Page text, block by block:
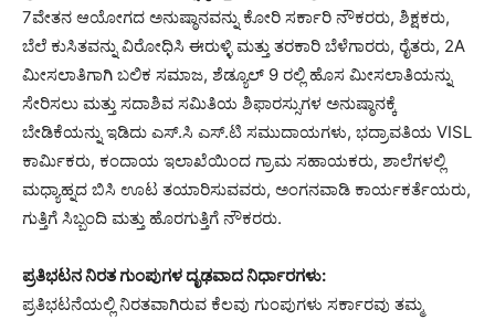
7ವೇತನ ಆಯೋಗದ ಅನುಷ್ಠಾನವನ್ನು ಕೋರಿ ಸರ್ಕಾರಿ ನೌಕರರು, ಶಿಕ್ಷಕರು,
ಬೆಲೆ ಕುಸಿತವನ್ನು ವಿರೋಧಿಸಿ ಈರುಳ್ಳಿ ಮತ್ತು ತರಕಾರಿ ಬೆಳೆಗಾರರು, ರೈತರು, 2A
ಮೀಸಲಾತಿಗಾಗಿ ಬಲಿಕ ಸಮಾಜ, ಶೆಡ್ಯೂಲ್ 9 ರಲ್ಲಿ ಹೊಸ ಮೀಸಲಾತಿಯನ್ನು
ಸೇರಿಸಲು ಮತ್ತು ಸದಾಶಿವ ಸಮಿತಿಯ ಶಿಫಾರಸ್ಸುಗಳ ಅನುಷ್ಠಾನಕ್ಕೆ
ಬೇಡಿಕೆಯನ್ನು ಇಡಿದು ಎಸ್.ಸಿ ಎಸ್.ಟಿ ಸಮುದಾಯಗಳು, ಭದ್ರಾವತಿಯ VISL
ಕಾರ್ಮಿಕರು, ಕಂದಾಯ ಇಲಾಖೆಯಿಂದ ಗ್ರಾಮ ಸಹಾಯಕರು, ಶಾಲೆಗಳಲ್ಲಿ
ಮಧ್ಯಾಹ್ನದ ಬಿಸಿ ಊಟ ತಯಾರಿಸುವವರು, ಅಂಗನವಾಡಿ ಕಾರ್ಯಕರ್ತೆಯರು,
ಗುತ್ತಿಗೆ ಸಿಬ್ಬಂದಿ ಮತ್ತು ಹೊರಗುತ್ತಿಗೆ ನೌಕರರು.
ಪ್ರತಿಭಟನ ನಿರತ ಗುಂಪುಗಳ ದೃಢವಾದ ನಿರ್ಧಾರಗಳು:
ಪ್ರತಿಭಟನೆಯಲ್ಲಿ ನಿರತವಾಗಿರುವ ಕೆಲವು ಗುಂಪುಗಳು ಸರ್ಕಾರವು ತಮ್ಮ